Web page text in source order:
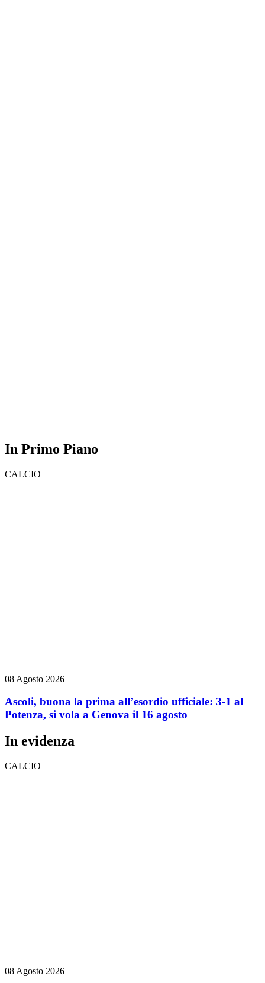
In Primo Piano
CALCIO
08 Agosto 2026
Ascoli, buona la prima all’esordio ufficiale: 3-1 al
Potenza, si vola a Genova il 16 agosto
In evidenza
CALCIO
08 Agosto 2026